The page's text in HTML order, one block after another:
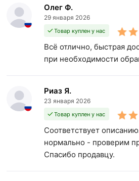
Олег Ф.
29 января 2026
Товар куплен у нас
Всё отлично, быстрая
при необходимости
Риаз Я.
23 января 2026
Товар куплен у нас
Соответствует
нормально - проверим
Спасибо продавцу.